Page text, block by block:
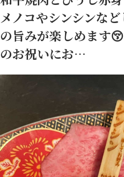
メノコやシンシンな
の旨みが楽しめます
のお祝いにお…